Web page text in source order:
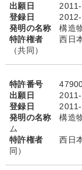
出願日
登録日
発明の名称
構造
特許権者
西日
（共同）
特許番号
出願日
登録日
発明の名称
構造
ム
特許権者
西日
同）